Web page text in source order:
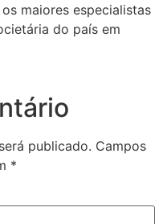
maiores especialistas
do país em
publicado. Campos
*